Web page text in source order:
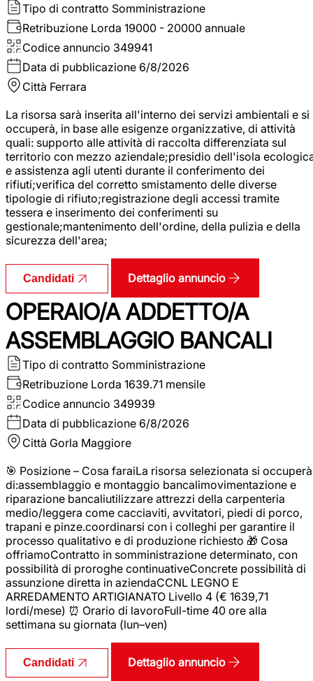
Tipo di contratto Somministrazione
Retribuzione Lorda 19000 - 20000 annuale
Codice annuncio 349941
Data di pubblicazione 6/8/2026
Città Ferrara
La risorsa sarà inserita all'interno dei servizi ambientali e si
occuperà, in base alle esigenze organizzative, di attività
quali: supporto alle attività di raccolta differenziata sul
territorio con mezzo aziendale;presidio dell'isola
e assistenza agli utenti durante il conferimento dei
rifiuti;verifica del corretto smistamento delle diverse
tipologie di rifiuto;registrazione degli accessi tramite
tessera e inserimento dei conferimenti su
gestionale;mantenimento dell'ordine, della pulizia e della
sicurezza dell'area;
Candidati Dettaglio annuncio
OPERAIO/A ADDETTO/A
ASSEMBLAGGIO BANCALI
Tipo di contratto Somministrazione
Retribuzione Lorda 1639.71 mensile
Codice annuncio 349939
Data di pubblicazione 6/8/2026
Città Gorla Maggiore
🎯 Posizione – Cosa faraiLa risorsa selezionata si occuperà
di:assemblaggio e montaggio bancalimovimentazione e
riparazione bancaliutilizzare attrezzi della carpenteria
medio/leggera come cacciaviti, avvitatori, piedi di porco,
trapani e pinze.coordinarsi con i colleghi per garantire il
processo qualitativo e di produzione richiesto 🎁 Cosa
offriamoContratto in somministrazione determinato, con
possibilità di proroghe continuativeConcrete possibilità di
assunzione diretta in aziendaCCNL LEGNO E
ARREDAMENTO ARTIGIANATO Livello 4 (€ 1639,71
lordi/mese) ⏰ Orario di lavoroFull-time 40 ore alla
settimana su giornata (lun–ven)
Candidati Dettaglio annuncio